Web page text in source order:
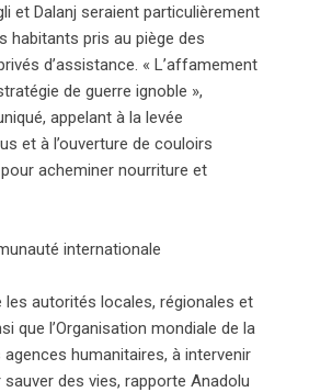
et Dalanj seraient particulièrement
habitants pris au piège des
d’assistance. « L’affamement
de guerre ignoble »,
appelant à la levée
et à l’ouverture de couloirs
acheminer nourriture et
internationale
les autorités locales, régionales et
que l’Organisation mondiale de la
agences humanitaires, à intervenir
sauver des vies, rapporte Anadolu